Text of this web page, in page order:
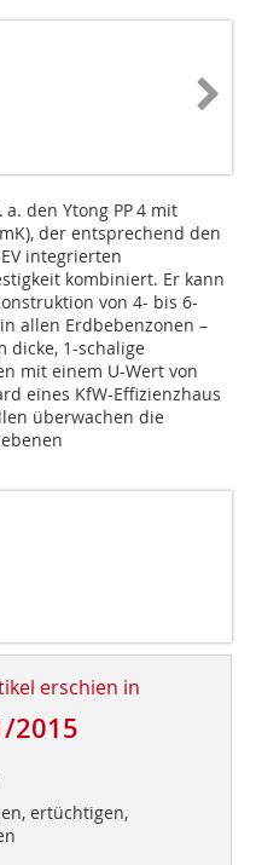
den Ytong PP 4 mit
der entsprechend den
integrierten
kombiniert. Er kann
von 4- bis 6-
allen Erdbebenzonen –
dicke, 1-schalige
mit einem U-Wert von
eines KfW-Effizienzhaus
überwachen die
erschien in
2015
ertüchtigen,